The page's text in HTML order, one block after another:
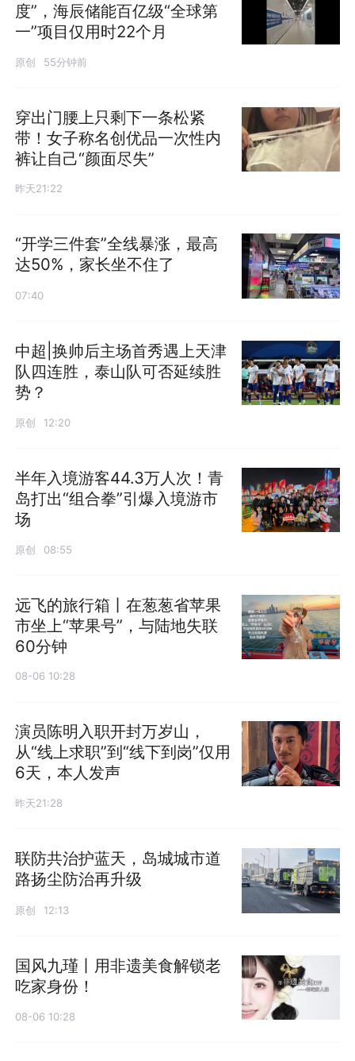
度”，海辰储能百亿级“全球第
一”项目仅用时22个月
原创 55分钟前
穿出门腰上只剩下一条松紧
带！女子称名创优品一次性内
裤让自己“颜面尽失”
昨天21:22
“开学三件套”全线暴涨，最高
达50%，家长坐不住了
07:40
中超|换帅后主场首秀遇上天津
队四连胜，泰山队可否延续胜
势？
原创 12:20
半年入境游客44.3万人次！青
岛打出“组合拳”引爆入境游市
场
原创 08:55
远飞的旅行箱丨在葱葱省苹果
市坐上“苹果号”，与陆地失联
60分钟
08-06 10:28
演员陈明入职开封万岁山，
从“线上求职”到“线下到岗”仅用
6天，本人发声
昨天21:28
联防共治护蓝天，岛城城市道
路扬尘防治再升级
原创 12:13
国风九瑾丨用非遗美食解锁老
吃家身份！
08-06 10:28